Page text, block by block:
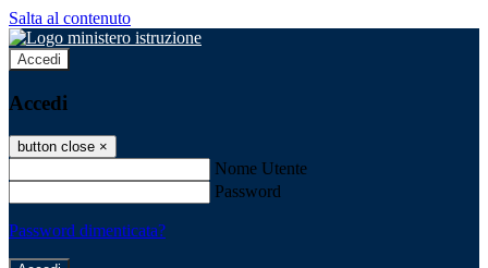
Salta al contenuto
Accedi
Accedi
button close ×
Nome Utente
Password
Password dimenticata?